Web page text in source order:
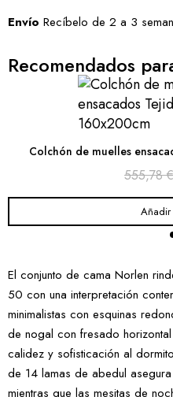
Envío Recíbelo de 2 a 3
Recomendados
Colchón de muelles
555,78 €
El conjunto de cama Norlen
50 con una interpretación
minimalistas con esquinas
de nogal con fresado
calidez y sofisticación al
de 14 lamas de abedul
mientras que las mesitas de